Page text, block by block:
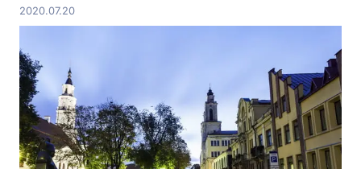
2020.07.20